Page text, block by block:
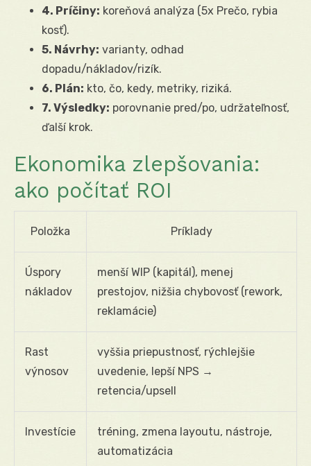
4. Príčiny: koreňová analýza (5x Prečo, rybia
kosť).
5. Návrhy: varianty, odhad
dopadu/nákladov/rizík.
6. Plán: kto, čo, kedy, metriky, riziká.
7. Výsledky: porovnanie pred/po, udržateľnosť,
ďalší krok.
Ekonomika zlepšovania:
ako počítať ROI
Položka Príklady
Úspory
nákladov
menší WIP (kapitál), menej
prestojov, nižšia chybovosť (rework,
reklamácie)
Rast
výnosov
vyššia priepustnosť, rýchlejšie
uvedenie, lepší NPS →
retencia/upsell
Investície
tréning, zmena layoutu, nástroje,
automatizácia